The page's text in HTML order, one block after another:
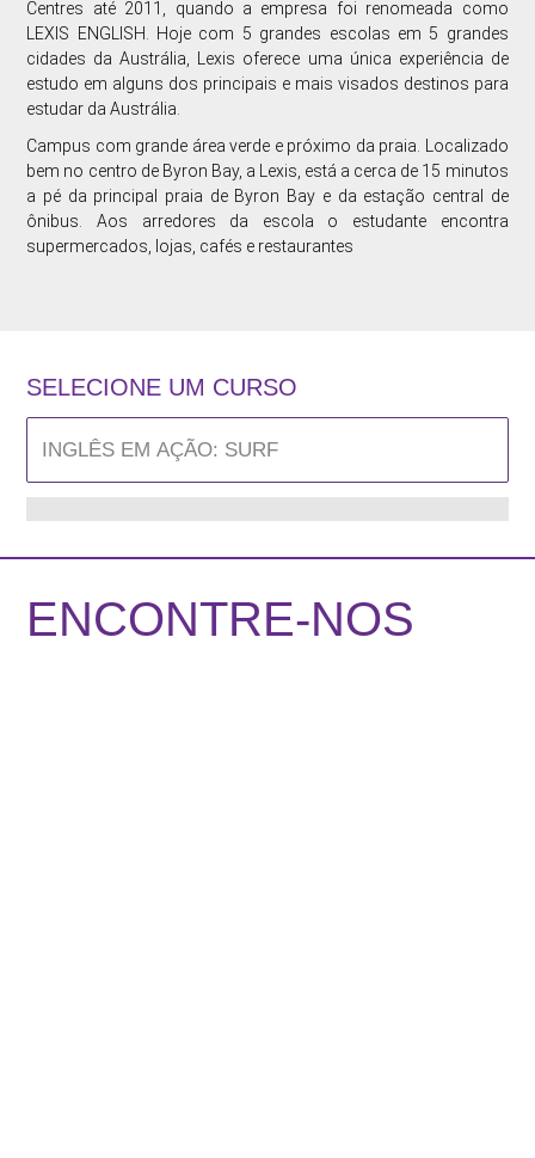
Centres até 2011, quando a empresa foi renomeada como
LEXIS ENGLISH. Hoje com 5 grandes escolas em 5 grandes
cidades da Austrália, Lexis oferece uma única experiência de
estudo em alguns dos principais e mais visados destinos para
estudar da Austrália.
Campus com grande área verde e próximo da praia. Localizado
bem no centro de Byron Bay, a Lexis, está a cerca de 15 minutos
a pé da principal praia de Byron Bay e da estação central de
ônibus. Aos arredores da escola o estudante encontra
supermercados, lojas, cafés e restaurantes
SELECIONE UM CURSO
ENCONTRE-NOS